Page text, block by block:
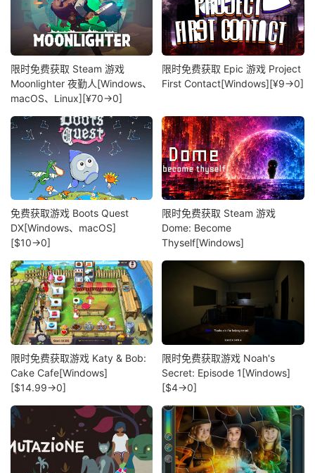
限时免费获取 Steam 游戏
Moonlighter 夜勤人[Windows、
macOS、Linux][¥70→0]
限时免费获取 Epic 游戏 Project
First Contact[Windows][¥9→0]
免费获取游戏 Boots Quest
DX[Windows、macOS]
[$10→0]
限时免费获取 Steam 游戏
Dome: Become
Thyself[Windows]
限时免费获取游戏 Katy & Bob:
Cake Cafe[Windows]
[$14.99→0]
限时免费获取游戏 Noah's
Secret: Episode 1[Windows]
[$4→0]